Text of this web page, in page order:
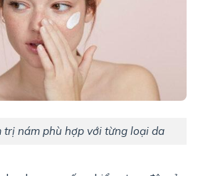
trị nám phù hợp với từng loại da